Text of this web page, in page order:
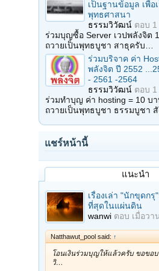
เป็นฐานข้อมูล เพื่อ
พุทธศาสนา
ธรรมวิวัฒน์ ตอบ
ร่วมบุญซื้อ Server เวปพลังจิต
ถวายเป็นพุทธบูชา สาธุครับ…
ร่วมบริจาค ค่า
พลังจิต ปี 2552
- 2561 -2564
ธรรมวิวัฒน์ ตอบ
ร่วมทำบุญ ค่า hosting = 10 บ
ถวายเป็นพุทธบูชา ธรรมบูชา
แชร์หน้านี้
แนะนำ
เรื่องเล่า "นักขุดก
ที่สุดในแผ่นดิน
wanwi ตอบ เมื่อวา
Natthawut_pool said: ↑
โอนเงินร่วมบุญให้แล้วครับ ขอข
วิ…